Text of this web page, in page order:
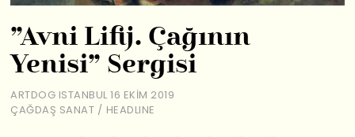
”Avni Lifij. Çağının
Yenisi” Sergisi
ARTDOG ISTANBUL 16 EKIM 2019
ÇAĞDAŞ SANAT / HEADLINE